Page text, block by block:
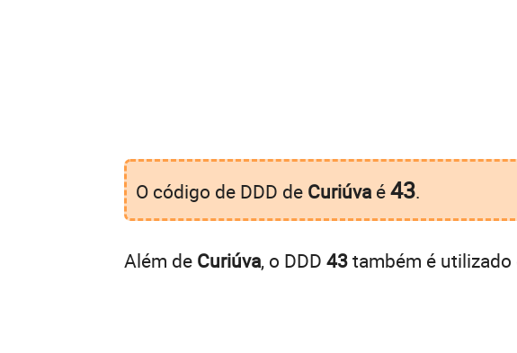
O código de DDD de Curiúvaé43.
Além de Curiúva, o DDD 43também é